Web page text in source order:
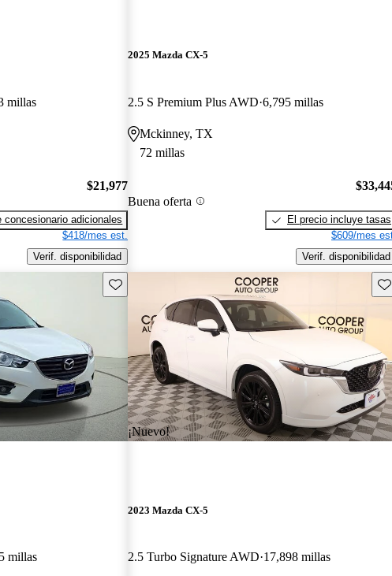
millas
$21,977
concesionario adicionales
$418/mes est.
Verif. disponibilidad
2025 Mazda CX-5
2.5 S Premium Plus AWD 6,795 millas
Mckinney, TX
72 millas
Buena oferta
El precio incluye tasas
$609/mes
Verif. disponibilidad
Guarda este Aviso
millas
¡Nuevo!
2023 Mazda CX-5
2.5 Turbo Signature AWD 17,898 millas